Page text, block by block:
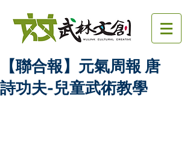
【聯合報】元氣周報 唐
詩功夫-兒童武術教學